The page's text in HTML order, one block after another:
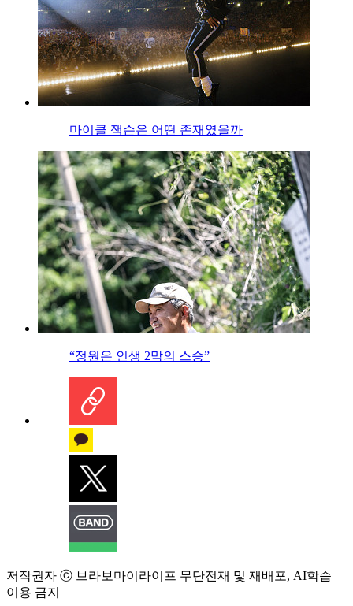
마이클 잭슨은 어떤 존재였을까
“정원은 인생 2막의 스승”
저작권자 ⓒ 브라보마이라이프 무단전재 및 재배포, AI학습
이용 금지